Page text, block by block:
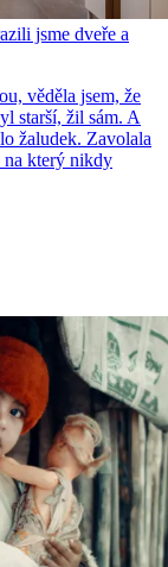
jsme dveře a
věděla jsem, že
starší, žil sám. A
žaludek. Zavolala
na který nikdy